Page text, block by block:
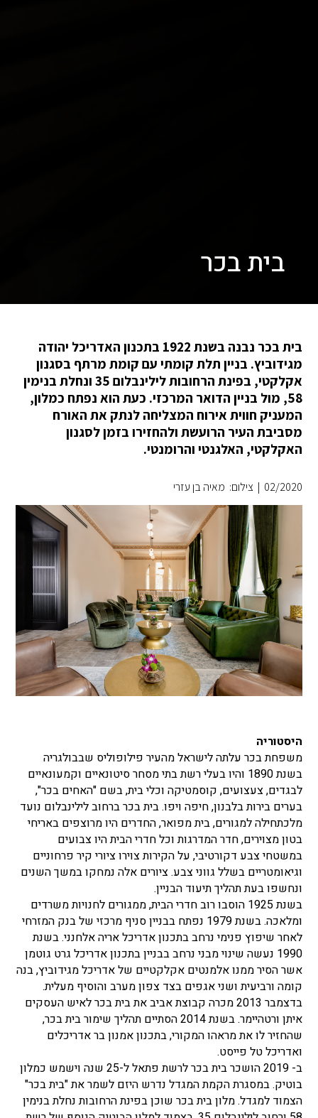
בית בכר
בית בכר נבנה בשנת 1922 בתכנון האדריכל יהודה
מגידוביץ. בניין תלת קומתי עם קומת מרתף בסגנון
אקלקטי, בפינת הרחובות לילינבלום 35 ונחלת בנימין
58, מול בניין הדואר המרכזי. כעת הוא נפתח כמלון,
המעניק חווית אירוח המצליחה לנתק את האורח
מסביבת העיר הרועשת ולהחזירו בזמן לסגנון
האקלקטי, האלגנטי והרומנטי.
02/2020
| צילום: מאיה בן עזרי
היסטוריה
משפחת בכר עלתה לישראל מהעיר פילופוליס שבבולגריה
בשנת 1890 והיו בעלי רשת בתי מסחר סיטונאיים וקמעונאיים
לבגדים, צעצועים, קוסמטיקה וכלי בית, בשם "האחים בכר",
בערים בירות בלבנון, חיפה ויפו. בית בכר ברחוב לילינבלום נועד
מלכתחילה למגורים, בית מפואר, החדרים היו מרוצפים באריחי
בטון מצוירים, חדר המדרגות וכל חדרי הבית היו צבועים
במשטחי צבע דקורטיבי, על הקירות צוירו ציורי קיר פרחוניים
וגיאומטריים בשלל גווני צבע. ציורים אלה נמחקו במשך השנים
ונחשפו בעת תהליך תיעוד הבניין.
בשנת 1925 הוסבו רוב חדרי הבית, ממגורים לחנויות משרדים
ומלאכה. בשנת 1979 נפתח בבניין סניף מרכזי של בנק המזרחי
לאחר שיפוץ פנימי נרחב בתכנון אדריכל אריה אלחנני. בשנת
1990 נעשה שינוי מבני נרחב בבניין בתכנון אדריכל גרט גוטמן
אשר הסיר ממנו אלמנטים אקלקטיים של אדריכל מגידוביץ, בנה
קומה ורביעית ושני אגפים בצד צפון מערב והוסיף מעלית.
בדצמבר 2013 מכרה קבוצת אביב את בית בכר לאיש העסקים
איתן ורטהיימר. בשנת 2014 הסתיים תהליך שימור בית בכר,
שהחזיר לו את מראהו המקורי, בתכנון אמנון בר אדריכלים
ואדריכל טל פייסט.
ב- 2019 הושכר בית בכר לרשת פתאל ל-25 שנה וישמש כמלון
בוטיק. במסגרת הקמת המגדל נדרש היזם לשמר את "בית בכר"
הצמוד למגדל. מלון בית בכר שוכן בפינת הרחובות נחלת בנימין